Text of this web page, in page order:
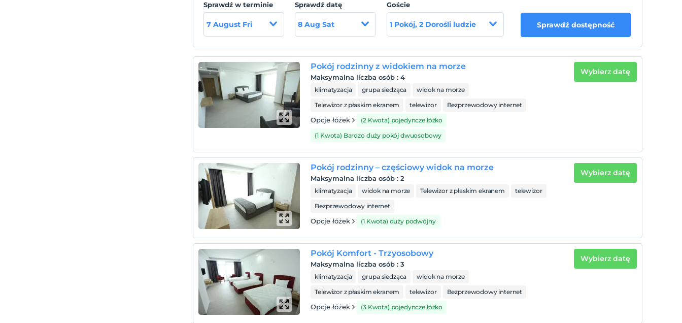
Sprawdź w terminie
7 August Fri
Sprawdź datę
8 Aug Sat
Goście
1 Pokój, 2 Dorośli ludzie Sprawdź dostępność
Pokój rodzinny z widokiem na morze
Maksymalna liczba osób :4
klimatyzacja grupa siedząca
widok na morze
Telewizor z płaskim ekranem
telewizor Bezprzewodowy internet
Opcje łóżek
(2 Kwota) pojedyncze łóżko
(1 Kwota) Bardzo duży pokój dwuosobowy
Wybierz datę
Pokój rodzinny – częściowy widok na morze
Maksymalna liczba osób :2
klimatyzacja widok na morze Telewizor z płaskim ekranem
telewizor
Bezprzewodowy internet
Opcje łóżek (1 Kwota) duży podwójny
Wybierz datę
Pokój Komfort - Trzyosobowy
Maksymalna liczba osób :3
klimatyzacja grupa siedząca
widok na morze
Telewizor z płaskim ekranem
telewizor Bezprzewodowy internet
Opcje łóżek (3 Kwota) pojedyncze łóżko
Wybierz datę